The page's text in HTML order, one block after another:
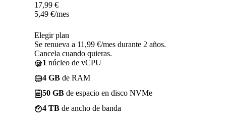
17,99 €
5,49 €/mes
Elegir plan
Se renueva a 11,99 €/mes durante 2 años.
Cancela cuando quieras.
1 núcleo de vCPU
4 GB de RAM
50 GB de espacio en disco NVMe
4 TB de ancho de banda